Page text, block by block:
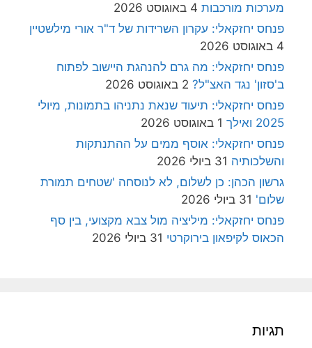
מערכות מורכבות 4 באוגוסט 2026
פנחס יחזקאלי: עקרון השרידות של ד"ר אורי מילשטיין
4 באוגוסט 2026
פנחס יחזקאלי: מה גרם להנהגת היישוב לפתוח
ב'סזון' נגד האצ"ל? 2 באוגוסט 2026
פנחס יחזקאלי: תיעוד שנאת נתניהו בתמונות, מיולי
2025 ואילך
1 באוגוסט 2026
פנחס יחזקאלי: אוסף ממים על ההתנתקות
והשלכותיה 31 ביולי 2026
גרשון הכהן: כן לשלום, לא לנוסחה 'שטחים תמורת
שלום' 31 ביולי 2026
פנחס יחזקאלי: מיליציה מול צבא מקצועי, בין סף
הכאוס לקיפאון בירוקרטי 31 ביולי 2026
תגיות